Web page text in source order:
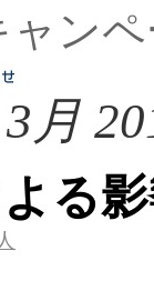
ャン
3月
る